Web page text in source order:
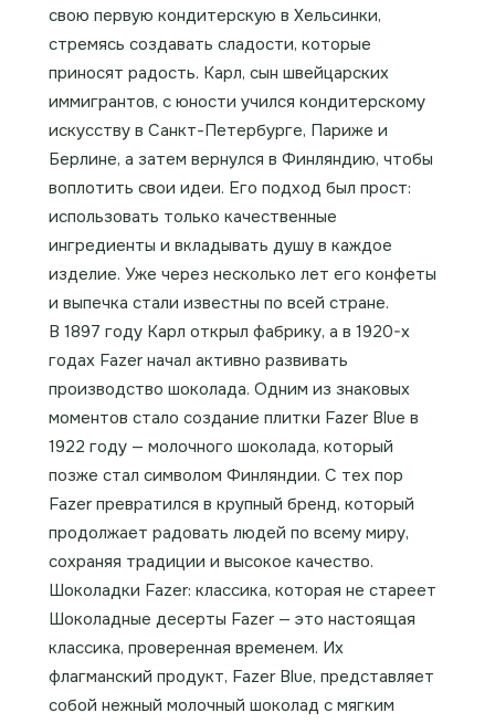
свою первую кондитерскую в Хельсинки,
стремясь создавать сладости, которые
приносят радость. Карл, сын швейцарских
иммигрантов, с юности учился кондитерскому
искусству в Санкт-Петербурге, Париже и
Берлине, а затем вернулся в Финляндию, чтобы
воплотить свои идеи. Его подход был прост:
использовать только качественные
ингредиенты и вкладывать душу в каждое
изделие. Уже через несколько лет его конфеты
и выпечка стали известны по всей стране.
В 1897 году Карл открыл фабрику, а в 1920-х
годах Fazer начал активно развивать
производство шоколада. Одним из знаковых
моментов стало создание плитки Fazer Blue в
1922 году — молочного шоколада, который
позже стал символом Финляндии. С тех пор
Fazer превратился в крупный бренд, который
продолжает радовать людей по всему миру,
сохраняя традиции и высокое качество.
Шоколадки Fazer: классика, которая не стареет
Шоколадные десерты Fazer — это настоящая
классика, проверенная временем. Их
флагманский продукт, Fazer Blue, представляет
собой нежный молочный шоколад с мягким